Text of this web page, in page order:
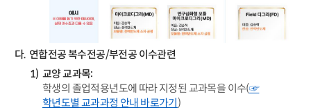
연합전공 복수전공/부전공 이수관련
교양 교과목:
학생의 졸업적용년도에 따라 지정된 교과목을 이수(☞
학년도별 교과과정 안내 바로가기)